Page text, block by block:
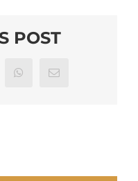
POST
WhatsAppEmail